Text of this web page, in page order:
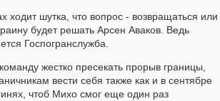
ходит шутка, что вопрос - возвращаться или
будет решать Арсен Аваков. Ведь
Госпогранслужба.
жестко пресекать прорыв границы,
вести себя также как и в сентябре
чтоб Михо смог еще один раз